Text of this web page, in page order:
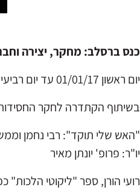
כנס ברסלב: מחקר, יצירה
יום ראשון 01/01/17 עד יום רביעי 04/01/17
בשיתוף הקתדרה לחקר החסידות
"האש שלי תוקד": רבי נחמן
יו"ר: פרופ' יונתן מאיר
רועי הורן, ספר "ליקוטי